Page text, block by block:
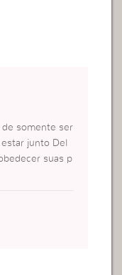
de somente ser
junto Del
suas p